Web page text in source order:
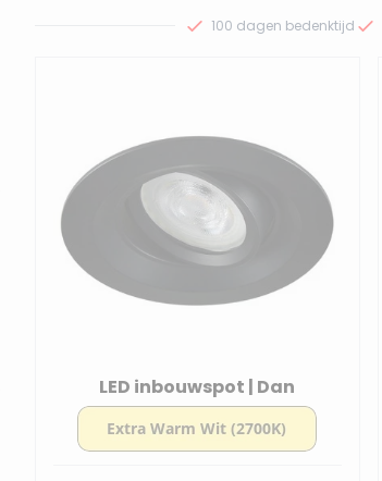
100 dagen bedenktijd
LED inbouwspot | Dan